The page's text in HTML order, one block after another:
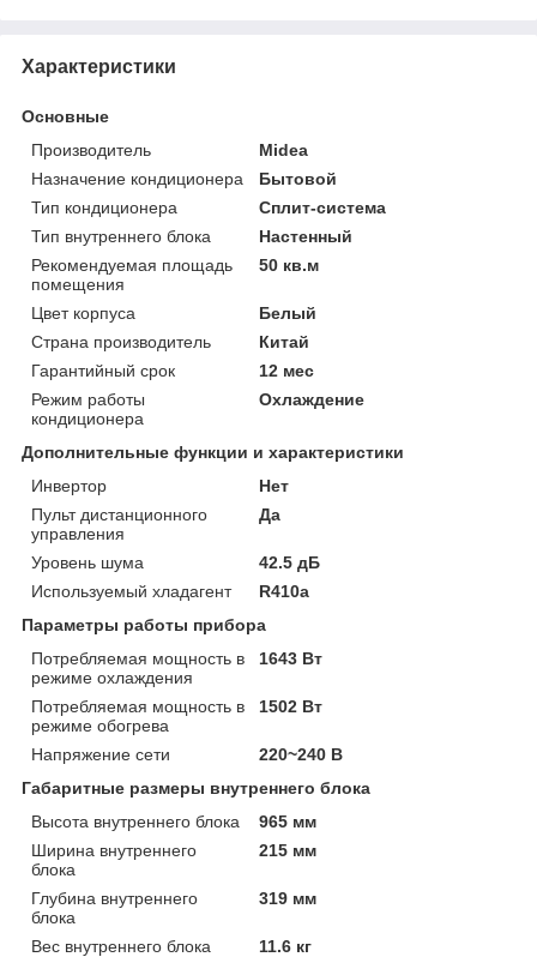
Характеристики
Основные
Производитель
Midea
Назначение кондиционера
Бытовой
Тип кондиционера
Сплит-система
Тип внутреннего блока
Настенный
Рекомендуемая площадь
помещения
50 кв.м
Цвет корпуса
Белый
Страна производитель
Китай
Гарантийный срок
12 мес
Режим работы
кондиционера
Охлаждение
Дополнительные функции и характеристики
Инвертор
Нет
Пульт дистанционного
управления
Да
Уровень шума
42.5 дБ
Используемый хладагент
R410a
Параметры работы прибора
Потребляемая мощность в
режиме охлаждения
1643 Вт
Потребляемая мощность в
режиме обогрева
1502 Вт
Напряжение сети
220~240 В
Габаритные размеры внутреннего блока
Высота внутреннего блока
965 мм
Ширина внутреннего
блока
215 мм
Глубина внутреннего
блока
319 мм
Вес внутреннего блока
11.6 кг